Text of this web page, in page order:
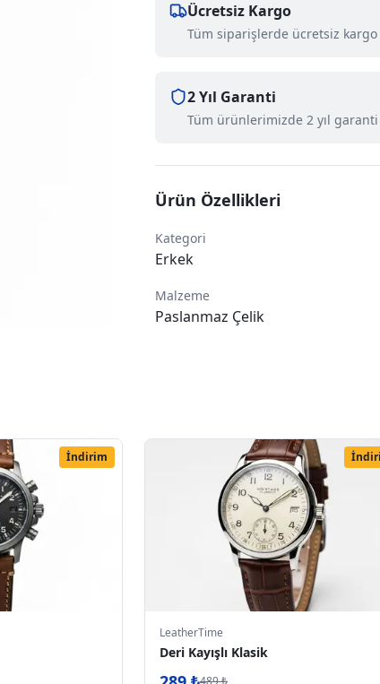
Ücretsiz Kargo
Tüm siparişlerde ücretsiz kargo
2 Yıl Garanti
Tüm ürünlerimizde 2 yıl garanti
Ürün Özellikleri
Kategori
Erkek
Malzeme
Paslanmaz Çelik
İndirim
LeatherTime
Deri Kayışlı Klasik
489₺